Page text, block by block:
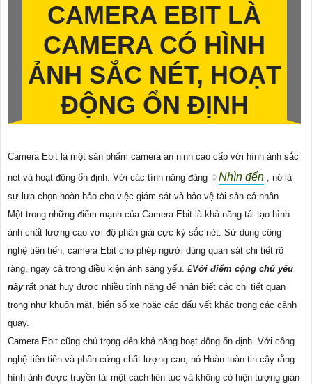
CAMERA EBIT LÀ
CAMERA CÓ HÌNH
ẢNH SẮC NÉT, HOẠT
ĐỘNG ỔN ĐỊNH
Camera Ebit là một sản phẩm camera an ninh cao cấp với hình ảnh sắc
nét và hoạt động ổn định. Với các tính năng đáng ♢Nhìn đến , nó là
sự lựa chọn hoàn hảo cho việc giám sát và bảo vệ tài sản cá nhân.
Một trong những điểm mạnh của Camera Ebit là khả năng tái tạo hình
ảnh chất lượng cao với độ phân giải cực kỳ sắc nét. Sử dụng công
nghệ tiên tiến, camera Ebit cho phép người dùng quan sát chi tiết rõ
ràng, ngay cả trong điều kiện ánh sáng yếu. ₤Với điểm cộng chủ yếu
nàyrất phát huy được nhiều tính năng để nhận biết các chi tiết quan
trọng như khuôn mặt, biển số xe hoặc các dấu vết khác trong các cảnh
quay.
Camera Ebit cũng chú trọng đến khả năng hoạt động ổn định. Với công
nghệ tiên tiến và phần cứng chất lượng cao, nó Hoàn toàn tin cậy rằng
hình ảnh được truyền tải một cách liên tục và không có hiện tượng gián